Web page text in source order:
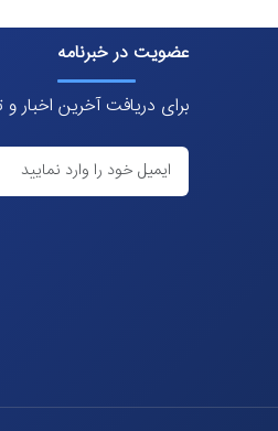
عضویت در خبرنامه
برای دریافت آخرین اخبار